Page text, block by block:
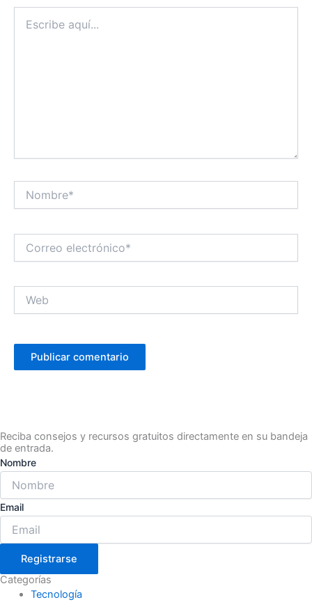
aquí...
electrónico*
Reciba consejos y recursos gratuitos directamente en su bandeja
de entrada.
Nombre
Email
Registrarse
Categorías
Tecnología